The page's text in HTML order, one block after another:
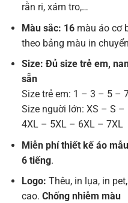
rằn ri, xám tro,…
Màu sắc: 16màu áo cơ
theo bảng màu in
Size: Đủ size trẻ em,
sẵn
Size trẻ em: 1 – 3 – 5 –
Size nguời lớn: XS – S
4XL – 5XL – 6XL – 7XL
Miễn phí thiết kế áo mẫu
6 tiếng.
Logo: Thêu, in lụa, in
cao. Chống nhiễm màu